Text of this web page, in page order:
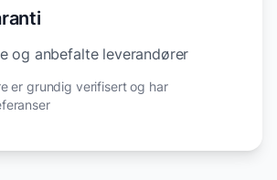
og anbefalte leverandører
er grundig verifisert og har